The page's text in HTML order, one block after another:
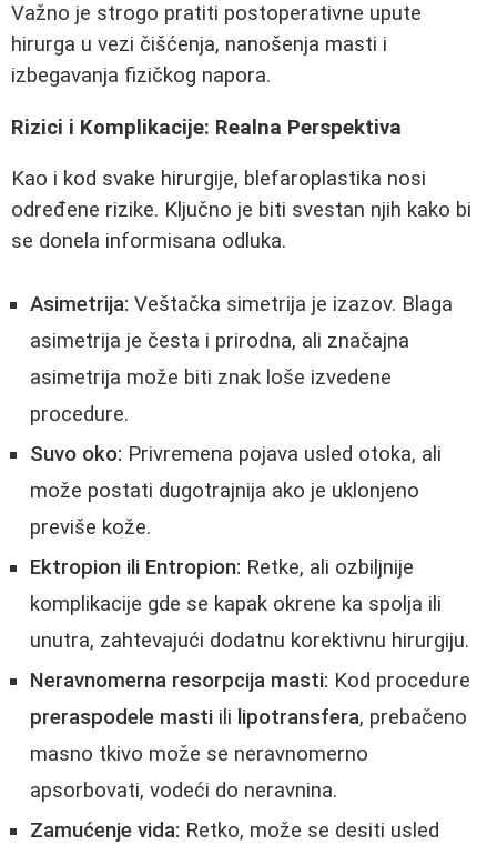
Važno je strogo pratiti postoperativne upute
hirurga u vezi čišćenja, nanošenja masti i
izbegavanja fizičkog napora.
Rizici i Komplikacije: Realna Perspektiva
Kao i kod svake hirurgije, blefaroplastika nosi
određene rizike. Ključno je biti svestan njih kako bi
se donela informisana odluka.
Asimetrija: Veštačka simetrija je izazov. Blaga
asimetrija je česta i prirodna, ali značajna
asimetrija može biti znak loše izvedene
procedure.
Suvo oko: Privremena pojava usled otoka, ali
može postati dugotrajnija ako je uklonjeno
previše kože.
Ektropion ili Entropion: Retke, ali ozbiljnije
komplikacije gde se kapak okrene ka spolja ili
unutra, zahtevajući dodatnu korektivnu hirurgiju.
Neravnomerna resorpcija masti: Kod procedure
preraspodele masti ili lipotransfera, prebačeno
masno tkivo može se neravnomerno
apsorbovati, vodeći do neravnina.
Zamućenje vida: Retko, može se desiti usled